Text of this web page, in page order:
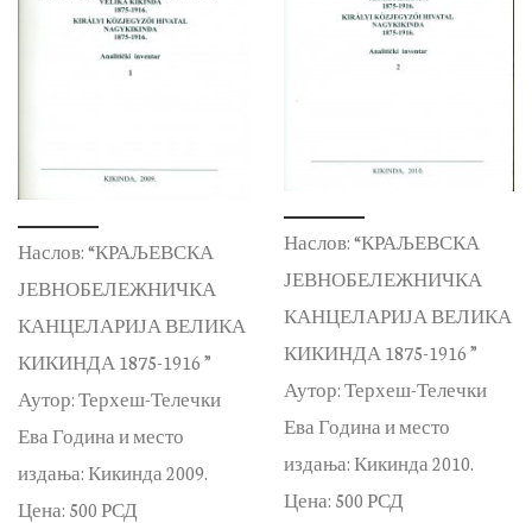
Наслов: “КРАЉЕВСКА
ЈЕВНОБЕЛЕЖНИЧКА
КАНЦЕЛАРИЈА ВЕЛИКА
КИКИНДА 1875-1916 ”
Аутор: Терхеш-Телечки
Ева Година и место
издања: Кикинда 2009.
Цена: 500 РСД
Наслов: “КРАЉЕВСКА
ЈЕВНОБЕЛЕЖНИЧКА
КАНЦЕЛАРИЈА ВЕЛИКА
КИКИНДА 1875-1916 ”
Аутор: Терхеш-Телечки
Ева Година и место
издања: Кикинда 2010.
Цена: 500 РСД